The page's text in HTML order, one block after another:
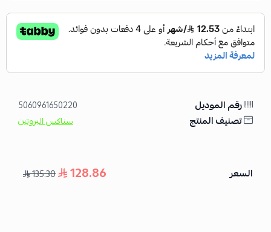
رقم الموديل 5060961650220
تصنيف المنتج سناكس البروتين
السعر 128.86
135.30